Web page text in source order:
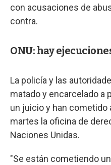
con acusaciones de
contra.
ONU: hay
La policía y las
matado y encarcelado a
un juicio y han cometido
martes la oficina de
Naciones Unidas.
"Se están cometiendo